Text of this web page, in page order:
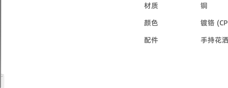
材质
铜
颜色
镀铬
配件
手持花